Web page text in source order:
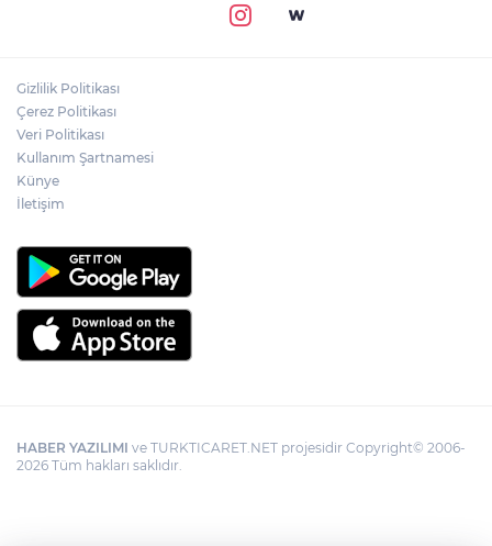
Gizlilik Politikası
Çerez Politikası
Veri Politikası
Kullanım Şartnamesi
Künye
İletişim
HABER YAZILIMI ve TURKTICARET.NET projesidir Copyright© 2006-
2026 Tüm hakları saklıdır.